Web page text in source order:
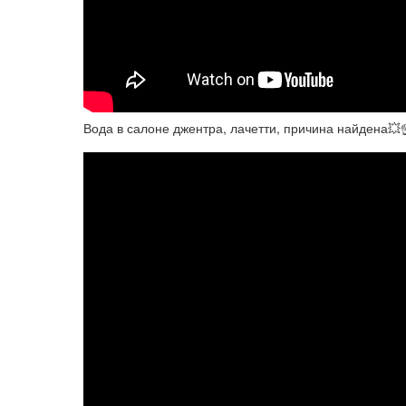
Вода в салоне джентра, лачетти, причина